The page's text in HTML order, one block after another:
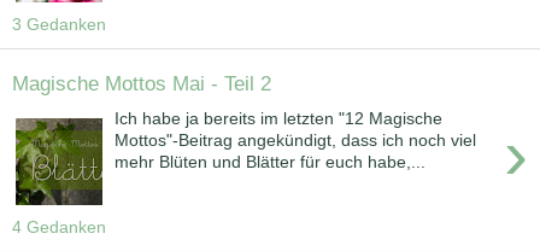
3 Gedanken
Magische Mottos Mai - Teil 2
›
Ich habe ja bereits im letzten "12 Magische
Mottos"-Beitrag angekündigt, dass ich noch viel
mehr Blüten und Blätter für euch habe,...
4 Gedanken